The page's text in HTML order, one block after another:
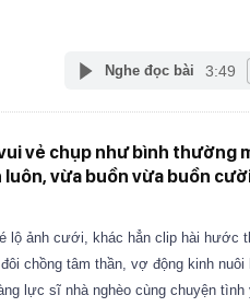
Nghe đọc bài 3:49
vẻ chụp như bình thường
vừa buồn vừa buồn
lộ ảnh cưới, khác hẳn clip hài hước
chồng tâm thần, vợ động kinh nuôi
lực sĩ nhà nghèo cùng chuyện